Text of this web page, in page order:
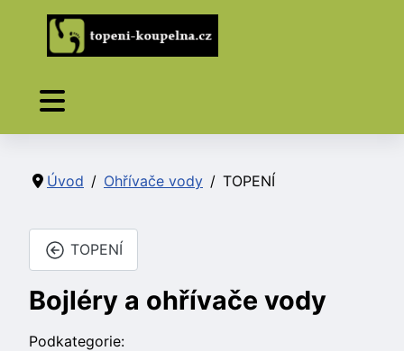
Úvod Ohřívače vody TOPENÍ
TOPENÍ
Bojléry a ohřívače vody
Podkategorie: